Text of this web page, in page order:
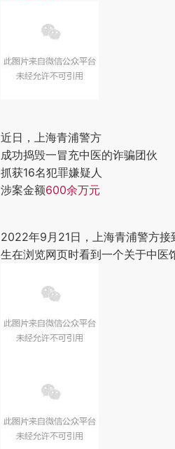
近日，上海青浦警方
成功捣毁一冒充中医的诈骗团伙
抓获16名犯罪嫌疑人
涉案金额600余万元
2022年9月21日，上海青浦警方
生在浏览网页时看到一个关于中医